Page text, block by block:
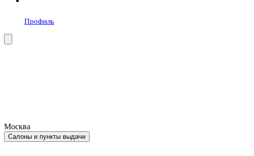
Профиль
Москва
Салоны и пункты выдачи